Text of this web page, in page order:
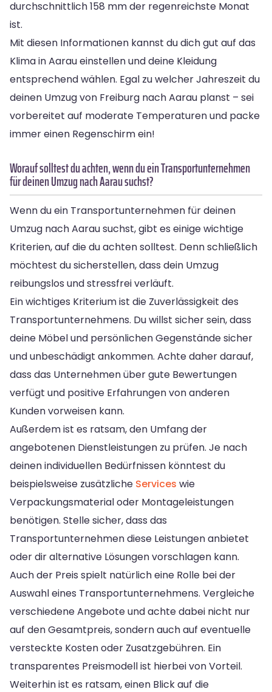
durchschnittlich 158 mm der regenreichste Monat
ist.
Mit diesen Informationen kannst du dich gut auf das
Klima in Aarau einstellen und deine Kleidung
entsprechend wählen. Egal zu welcher Jahreszeit du
deinen Umzug von Freiburg nach Aarau planst – sei
vorbereitet auf moderate Temperaturen und packe
immer einen Regenschirm ein!
Worauf solltest du achten, wenn du ein Transportunternehmen
für deinen Umzug nach Aarau suchst?
Wenn du ein Transportunternehmen für deinen
Umzug nach Aarau suchst, gibt es einige wichtige
Kriterien, auf die du achten solltest. Denn schließlich
möchtest du sicherstellen, dass dein Umzug
reibungslos und stressfrei verläuft.
Ein wichtiges Kriterium ist die Zuverlässigkeit des
Transportunternehmens. Du willst sicher sein, dass
deine Möbel und persönlichen Gegenstände sicher
und unbeschädigt ankommen. Achte daher darauf,
dass das Unternehmen über gute Bewertungen
verfügt und positive Erfahrungen von anderen
Kunden vorweisen kann.
Außerdem ist es ratsam, den Umfang der
angebotenen Dienstleistungen zu prüfen. Je nach
deinen individuellen Bedürfnissen könntest du
beispielsweise zusätzliche Services wie
Verpackungsmaterial oder Montageleistungen
benötigen. Stelle sicher, dass das
Transportunternehmen diese Leistungen anbietet
oder dir alternative Lösungen vorschlagen kann.
Auch der Preis spielt natürlich eine Rolle bei der
Auswahl eines Transportunternehmens. Vergleiche
verschiedene Angebote und achte dabei nicht nur
auf den Gesamtpreis, sondern auch auf eventuelle
versteckte Kosten oder Zusatzgebühren. Ein
transparentes Preismodell ist hierbei von Vorteil.
Weiterhin ist es ratsam, einen Blick auf die